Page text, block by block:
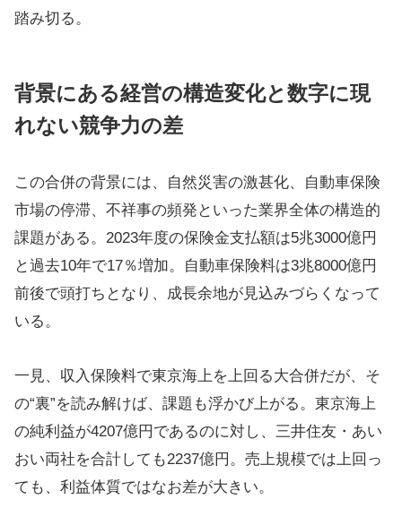
踏み切る。
背景にある経営の構造変化と数字に現
れない競争力の差
この合併の背景には、自然災害の激甚化、自動車保険
市場の停滞、不祥事の頻発といった業界全体の構造的
課題がある。2023年度の保険金支払額は5兆3000億円
と過去10年で17％増加。自動車保険料は3兆8000億円
前後で頭打ちとなり、成長余地が見込みづらくなって
いる。
一見、収入保険料で東京海上を上回る大合併だが、そ
の“裏”を読み解けば、課題も浮かび上がる。東京海上
の純利益が4207億円であるのに対し、三井住友・あい
おい両社を合計しても2237億円。売上規模では上回っ
ても、利益体質ではなお差が大きい。